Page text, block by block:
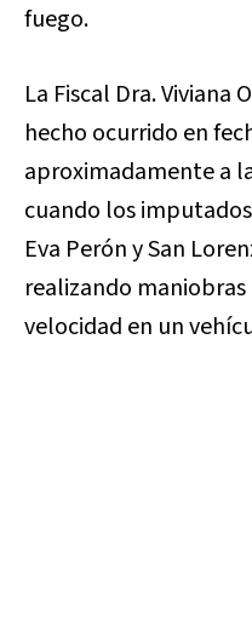
fuego.
La Fiscal Dra. Viviana
hecho ocurrido en
aproximadamente a
cuando los
Eva Perón y San
realizando
velocidad en un